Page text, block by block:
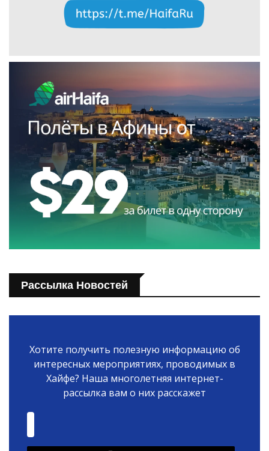
Рассылка Новостей
Хотите получить полезную информацию об
интересных мероприятиях, проводимых в
Хайфе? Наша многолетняя интернет-
рассылка вам о них расскажет